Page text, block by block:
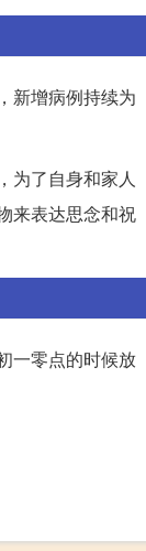
新增病例持续为
为了自身和家人
来表达思念和祝
一零点的时候放